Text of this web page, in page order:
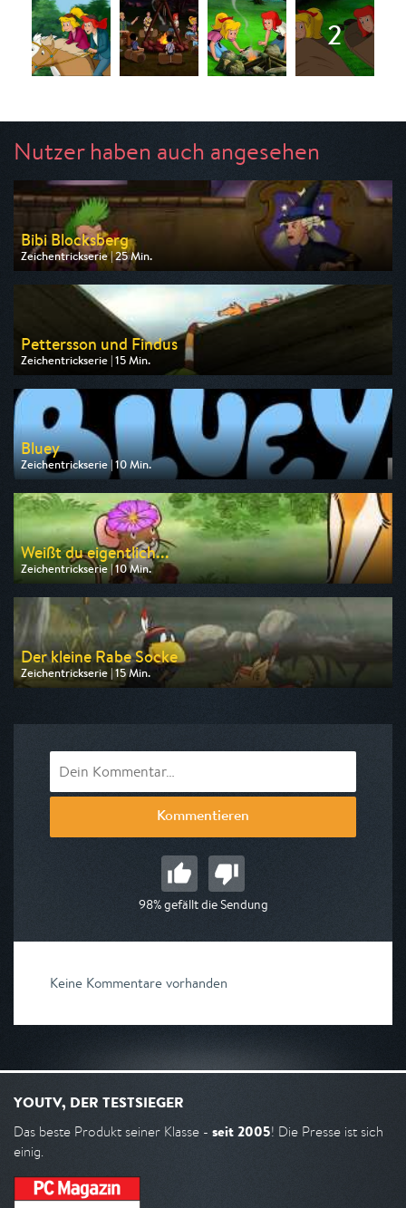
Nutzer haben auch angesehen
Bibi Blocksberg
Zeichentrickserie | 25 Min.
Ausgestrahlt von ZDF
am 08.08.2026, 07:30
Pettersson und Findus
Zeichentrickserie | 15 Min.
Ausgestrahlt von ZDF
am 09.08.2026, 06:45
Bluey
Zeichentrickserie | 10 Min.
Ausgestrahlt von Disney Channel
am 08.08.2026, 17:15
Weißt du eigentlich...
Zeichentrickserie | 10 Min.
Ausgestrahlt von KiKA
am 08.08.2026, 09:10
Der kleine Rabe Socke
Zeichentrickserie | 15 Min.
Ausgestrahlt von KiKA
Kommentieren
98% gefällt die Sendung
Keine Kommentare vorhanden
YOUTV, DER TESTSIEGER
Das beste Produkt seiner Klasse - seit 2005! Die Presse ist sich
einig.